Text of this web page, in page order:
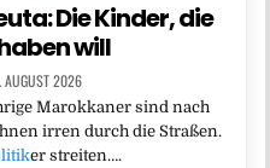
Die Kinder, die
will
AUGUST 2026
Marokkaner sind nach
irren durch die Straßen.
er streiten….